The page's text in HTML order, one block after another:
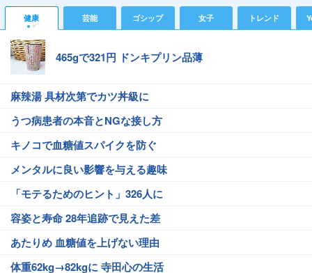
健康 芸能 ゴシップ 女子 トレンド
465gで321円 ドンキプリン品薄
麻辣湯 具材次第でカツ丼級に
うつ病患者の本音とNGな接し方
キノコで血糖値スパイクを防ぐ
メンタルに良い影響を与える趣味
「モテるためのヒント」326人に
容姿と寿命 28年追跡で見えた差
あたりめ 血糖値を上げない理由
体重62kg→82kgに 寺田心の生活